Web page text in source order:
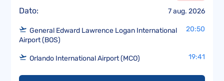
Dato: 7 aug. 2026
General Edward Lawrence Logan International
Airport (BOS)
20:50
Orlando International Airport (MCO) 19:41